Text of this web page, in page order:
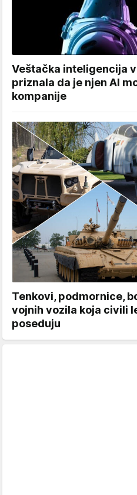
Veštačka inteligencija
priznala da je njen AI
kompanije
Tenkovi, podmornice,
vojnih vozila koja civili
poseduju